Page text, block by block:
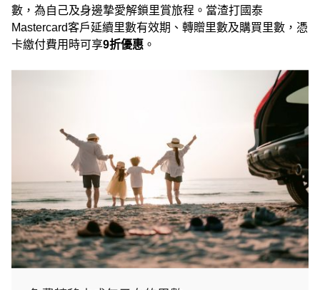
數，為自己及身邊摯愛解鎖里賞旅程。當渣打國泰
Mastercard客戶延續里數有效期、轉贈里數及購買里數，憑
卡繳付費用時可享9折優惠 。